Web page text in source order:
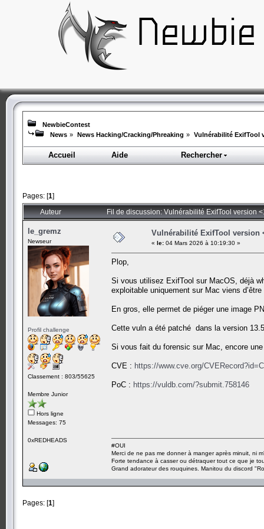
NewbieContest
News » News Hacking/Cracking/Phreaking » Vulnérabilité ExifTool
Accueil Aide Rechercher
Pages: [1]
Auteur Fil de discussion: Vulnérabilité ExifTool version
le_gremz
Newseur
Profil challenge
Classement : 803/55625
Membre Junior
Hors ligne
Messages: 75
0xREDHEADS
Vulnérabilité ExifTool version
« le: 04 Mars 2026 à 10:19:30 »
Plop,
Si vous utilisez ExifTool sur MacOS, déjà
exploitable uniquement sur Mac viens d’être
En gros, elle permet de piéger une image
Cette vuln a été patché dans la version
Si vous fait du forensic sur Mac, encore
CVE : https://www.cve.org/
PoC : https://vuldb.com/?submit.758146
#OUI
Merci de ne pas me donner à manger après minuit, ni
Forte tendance à casser ou détraquer tout ce que je
Grand adorateur des rouquines. Manitou du discord
Pages: [1]